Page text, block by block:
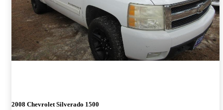
2008 Chevrolet Silverado 1500